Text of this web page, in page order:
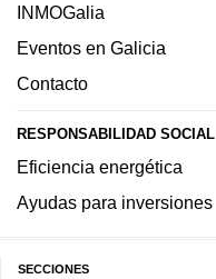
INMOGalia
Eventos en Galicia
Contacto
RESPONSABILIDAD SOCIAL
Eficiencia energética
Ayudas para inversiones
SECCIONES